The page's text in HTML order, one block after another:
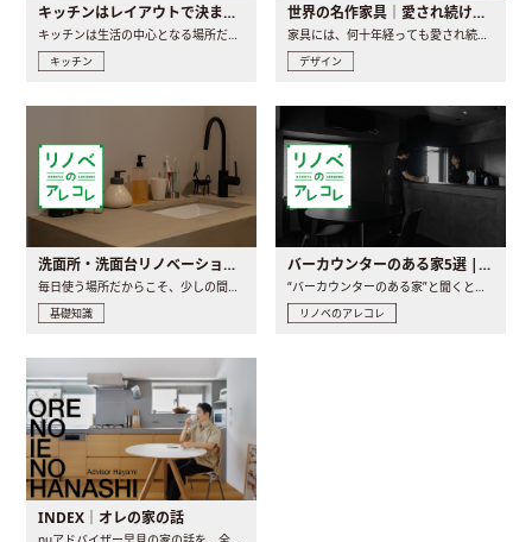
キッチンはレイアウトで決まる。後悔しないための考え方と選び方
キッチンは生活の中心となる場所だからこそ、家の中のどこに置..
キッチン
世界の名作家具｜愛され続ける理由と一生モノとの出会い方
家具には、何十年経っても愛され続ける「名作」と呼ばれるもの..
デザイン
洗面所・洗面台リノベーションの事例と間取りアイデア
毎日使う場所だからこそ、少しの間取りの工夫や素材の選び方で..
基礎知識
バーカウンターのある家5選 | 日常に馴染む“距離の近い”キッチンとは
“バーカウンターのある家”と聞くと、少し特別な、大人のための..
リノベのアレコレ
INDEX｜オレの家の話